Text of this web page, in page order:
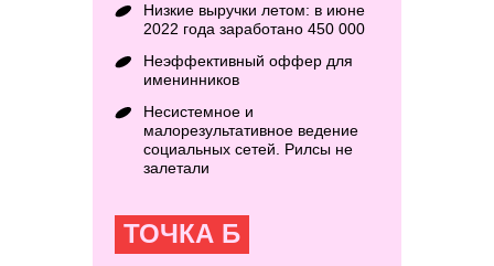
Низкие выручки летом: в июне
2022 года заработано 450 000
Неэффективный оффер для
именинников
Несистемное и
малорезультативное ведение
социальных сетей. Рилсы не
залетали
ТОЧКА Б